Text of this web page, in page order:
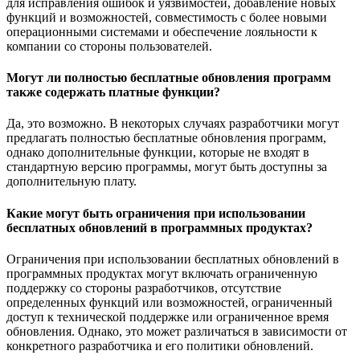
для исправления ошибок и уязвимостей, добавление новых
функций и возможностей, совместимость с более новыми
операционными системами и обеспечение лояльности к
компании со стороны пользователей.
Могут ли полностью бесплатные обновления программ
также содержать платные функции?
Да, это возможно. В некоторых случаях разработчики могут
предлагать полностью бесплатные обновления программ,
однако дополнительные функции, которые не входят в
стандартную версию программы, могут быть доступны за
дополнительную плату.
Какие могут быть ограничения при использовании
бесплатных обновлений в программных продуктах?
Ограничения при использовании бесплатных обновлений в
программных продуктах могут включать ограниченную
поддержку со стороны разработчиков, отсутствие
определенных функций или возможностей, ограниченный
доступ к технической поддержке или ограниченное время
обновления. Однако, это может различаться в зависимости от
конкретного разработчика и его политики обновлений.